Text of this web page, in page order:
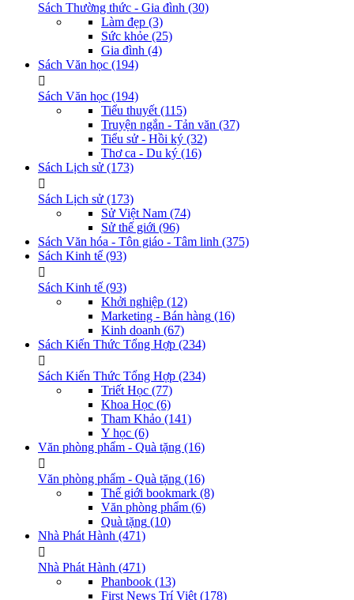
Sách Thường thức - Gia đình (30)
Làm đẹp (3)
Sức khỏe (25)
Gia đình (4)
Sách Văn học (194)
Sách Văn học (194)
Tiểu thuyết (115)
Truyện ngắn - Tản văn (37)
Tiểu sử - Hồi ký (32)
Thơ ca - Du ký (16)
Sách Lịch sử (173)
Sách Lịch sử (173)
Sử Việt Nam (74)
Sử thế giới (96)
Sách Văn hóa - Tôn giáo - Tâm linh (375)
Sách Kinh tế (93)
Sách Kinh tế (93)
Khởi nghiệp (12)
Marketing - Bán hàng (16)
Kinh doanh (67)
Sách Kiến Thức Tổng Hợp (234)
Sách Kiến Thức Tổng Hợp (234)
Triết Học (77)
Khoa Học (6)
Tham Khảo (141)
Y học (6)
Văn phòng phẩm - Quà tặng (16)
Văn phòng phẩm - Quà tặng (16)
Thế giới bookmark (8)
Văn phòng phẩm (6)
Quà tặng (10)
Nhà Phát Hành (471)
Nhà Phát Hành (471)
Phanbook (13)
First News Trí Việt (178)